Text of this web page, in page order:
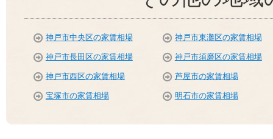
神戸市中央区の家賃相場 神戸市東灘区の家賃相場
神戸市長田区の家賃相場 神戸市須磨区の家賃相場
神戸市西区の家賃相場 芦屋市の家賃相場
宝塚市の家賃相場 明石市の家賃相場